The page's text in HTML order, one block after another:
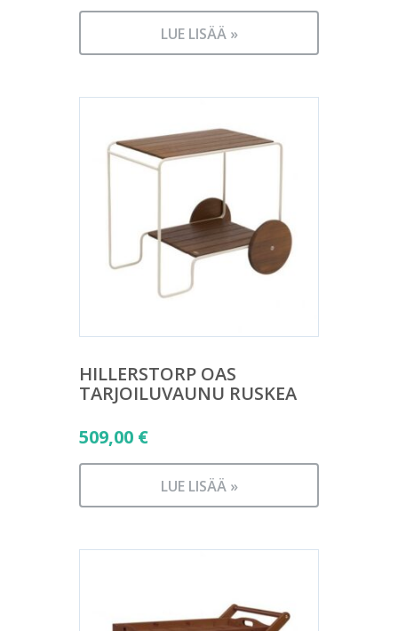
LUE LISÄÄ »
HILLERSTORP OAS
TARJOILUVAUNU RUSKEA
509,00 €
LUE LISÄÄ »